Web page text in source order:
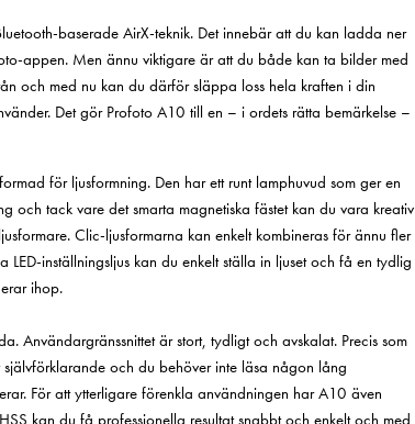
baserade AirX-teknik. Det innebär att du kan ladda ner
appen. Men ännu viktigare är att du både kan ta bilder med
och med nu kan du därför släppa loss hela kraften i din
Det gör Profoto A10 till en – i ordets rätta bemärkelse –
för ljusformning. Den har ett runt lamphuvud som ger en
och tack vare det smarta magnetiska fästet kan du vara kreativ
Clic-ljusformarna kan enkelt kombineras för ännu fler
inställningsljus kan du enkelt ställa in ljuset och få en tydlig
ihop.
Användargränssnittet är stort, tydligt och avskalat. Precis som
och du behöver inte läsa någon lång
För att ytterligare förenkla användningen har A10 även